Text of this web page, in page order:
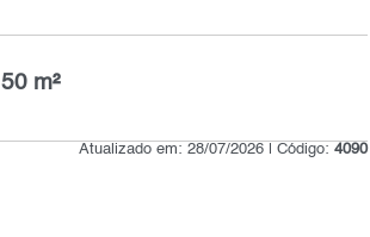
50 m²
Atualizado em: 28/07/2026 | Código:4090